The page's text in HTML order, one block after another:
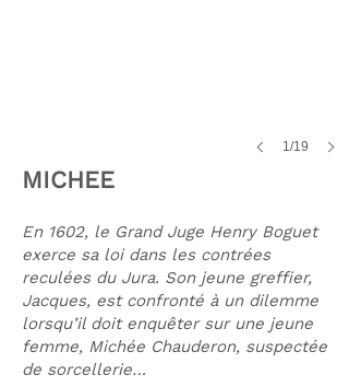
1/19
MICHEE
En 1602, le Grand Juge Henry Boguet
exerce sa loi dans les contrées
reculées du Jura. Son jeune greffier,
Jacques, est confronté à un dilemme
lorsqu’il doit enquêter sur une jeune
femme, Michée Chauderon, suspectée
de sorcellerie…